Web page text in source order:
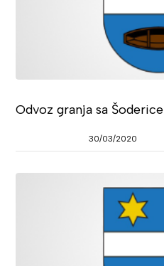
Odvoz granja sa Šoderice
30/03/2020